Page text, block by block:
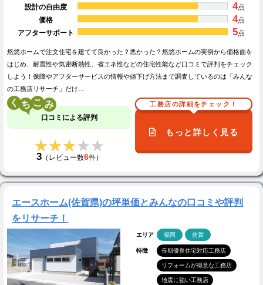
設計の自由度
4点
価格
4点
アフターサポート
5点
悠悠ホームで注文住宅を建てて良かった？悪かった？悠悠ホームの実例から価格面を
はじめ、耐震性や気密断熱性、省エネ性などの住宅性能など口コミで評判をチェック
しよう！保障やアフターサービスの情報や値下げ方法まで調査しているのは「みんな
の工務店リサーチ」だけ…
く こ
口コミによる評判
★★★★★
★★★★★
3（レビュー数6件）
工務店の詳細をチェック！
もっと詳しく見る
エースホーム(佐賀県)の坪単価とみんなの口コミや評判
をリサーチ！
エリア 福岡 佐賀
特徴 長期優良住宅対応工務店
リフォームが得意な工務店
地震に強い工務店